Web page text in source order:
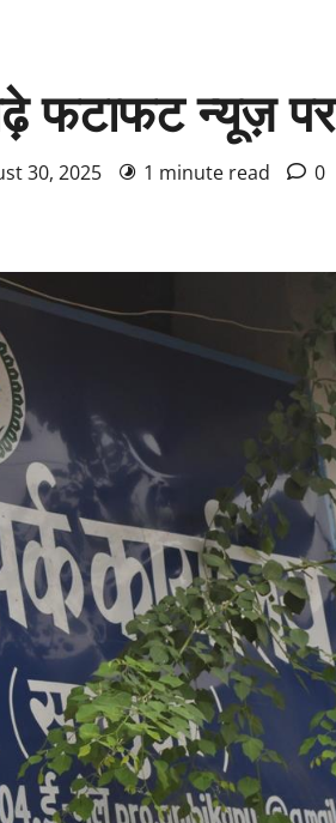
फटाफट न्यूज़ पर
30, 2025 1 minute read 0